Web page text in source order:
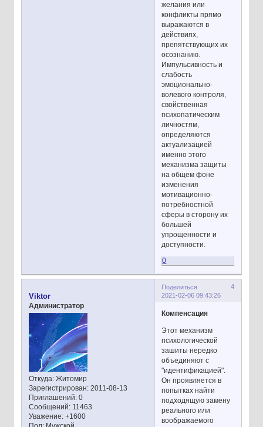
желания или
конфликты прямо
выражаются в
действиях,
препятствующих их
осознанию.
Импульсивность и
слабость
эмоционально-
волевого контроля,
свойственная
психопатическим
личностям,
определяются
актуализацией
именно этого
механизма защиты
на общем фоне
изменения
мотивационно-
потребностной
сферы в сторону их
большей
упрощенности и
доступности.
0
Поделиться
4
2021-02-06 09:43:26
Viktor
Администратор
Откуда:Житомир
Зарегистрирован: 2011-08-13
Приглашений:0
Сообщений:11463
Уважение: +1600
Компенсация
Этот механизм
психологической
зашиты нередко
объединяют с
"идентификацией".
Он проявляется в
попытках найти
подходящую замену
реального или
воображаемого